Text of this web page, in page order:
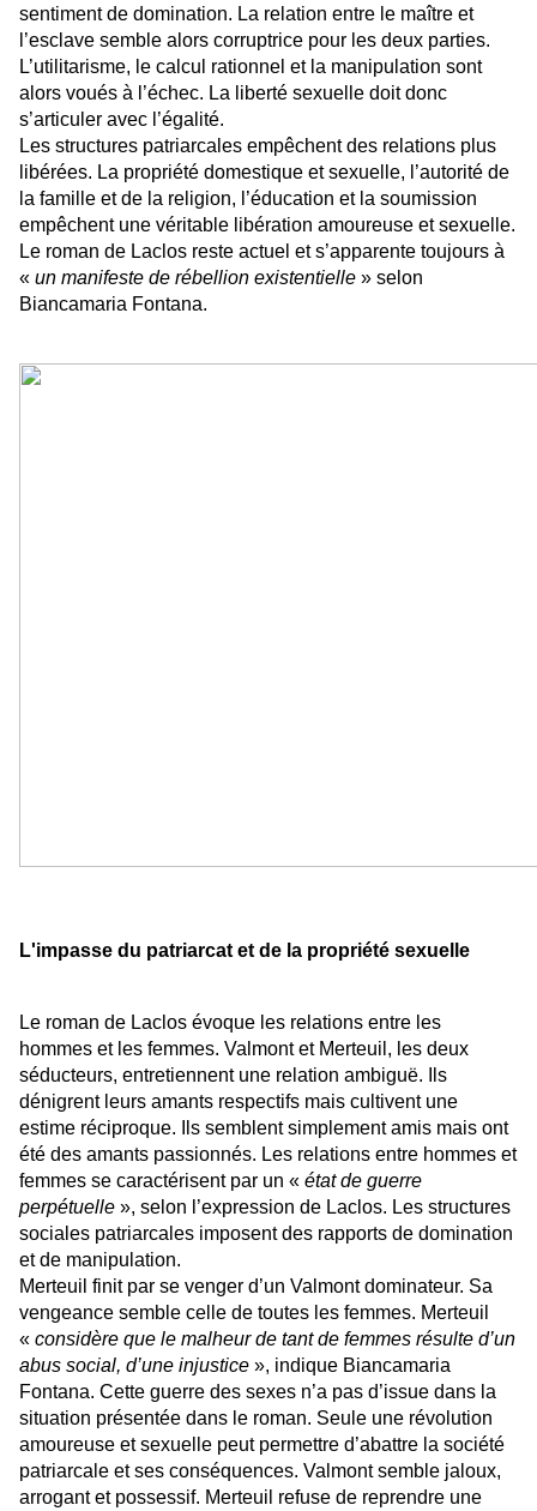
sentiment de domination. La relation entre le maître et
l’esclave semble alors corruptrice pour les deux parties.
L’utilitarisme, le calcul rationnel et la manipulation sont
alors voués à l’échec. La liberté sexuelle doit donc
s’articuler avec l’égalité.
Les structures patriarcales empêchent des relations plus
libérées. La propriété domestique et sexuelle, l’autorité de
la famille et de la religion, l’éducation et la soumission
empêchent une véritable libération amoureuse et sexuelle.
Le roman de Laclos reste actuel et s’apparente toujours à
« un manifeste de rébellion existentielle » selon
Biancamaria Fontana.
L'impasse du patriarcat et de la propriété sexuelle
Le roman de Laclos évoque les relations entre les
hommes et les femmes. Valmont et Merteuil, les deux
séducteurs, entretiennent une relation ambiguë. Ils
dénigrent leurs amants respectifs mais cultivent une
estime réciproque. Ils semblent simplement amis mais ont
été des amants passionnés. Les relations entre hommes et
femmes se caractérisent par un « état de guerre
perpétuelle », selon l’expression de Laclos. Les structures
sociales patriarcales imposent des rapports de domination
et de manipulation.
Merteuil finit par se venger d’un Valmont dominateur. Sa
vengeance semble celle de toutes les femmes. Merteuil
« considère que le malheur de tant de femmes résulte d’un
abus social, d’une injustice », indique Biancamaria
Fontana. Cette guerre des sexes n’a pas d’issue dans la
situation présentée dans le roman. Seule une révolution
amoureuse et sexuelle peut permettre d’abattre la société
patriarcale et ses conséquences. Valmont semble jaloux,
arrogant et possessif. Merteuil refuse de reprendre une